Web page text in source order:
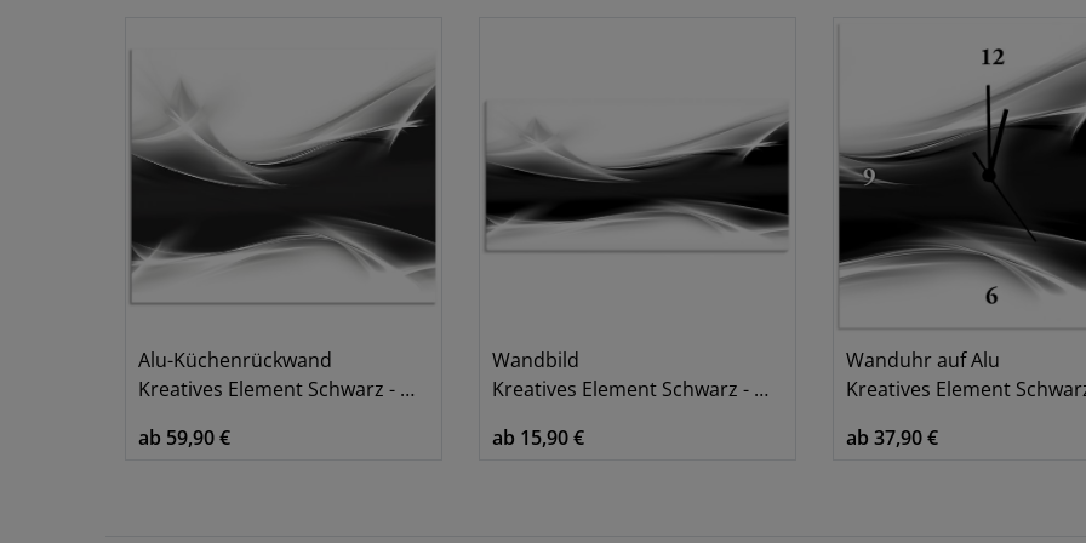
Alu-Küchenrückwand
Kreatives Element Schwarz - Weiß
ab 59,90 €
Wandbild
Kreatives Element Schwarz - Weiß
ab 15,90 €
Wanduhr auf Alu
Kreatives Element Schwarz -
ab 37,90 €